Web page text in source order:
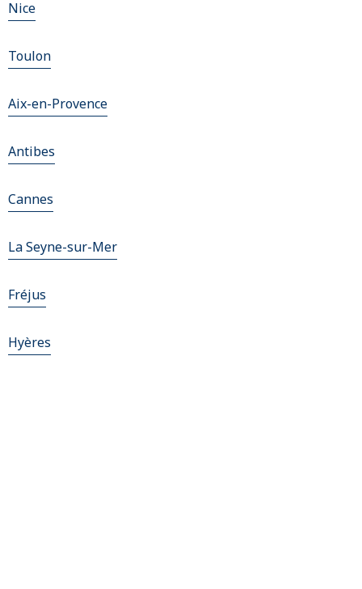
Nice
Toulon
Aix-en-Provence
Antibes
Cannes
La Seyne-sur-Mer
Fréjus
Hyères